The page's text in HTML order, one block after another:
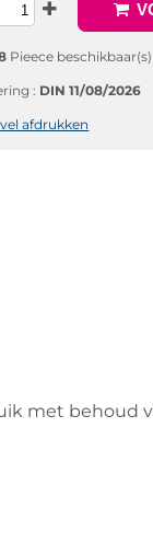
Pieece beschikbaar(s)
: DIN 11/08/2026
afdrukken
met behoud